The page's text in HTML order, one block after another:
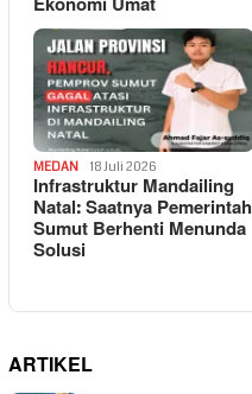
MEDAN 18 Juli 2026
Infrastruktur Mandailing
Natal: Saatnya Pemerintah
Sumut Berhenti Menunda
Solusi
ARTIKEL